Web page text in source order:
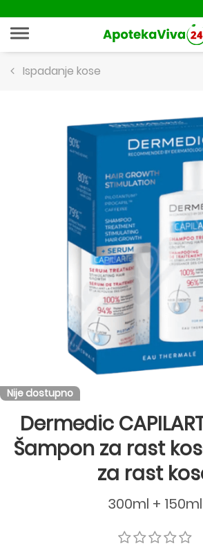
Ispadanje kose
Nije dostupno
Dermedic
Šampon za rast
za rast
300ml + 150ml